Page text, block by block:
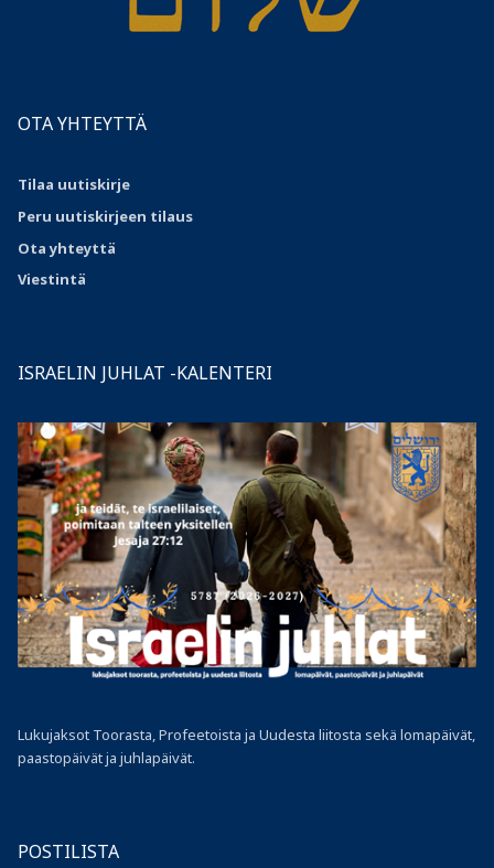
OTA YHTEYTTÄ
Tilaa uutiskirje
Peru uutiskirjeen tilaus
Otayhteyttä
Viestintä
ISRAELIN JUHLAT -KALENTERI
Lukujaksot Toorasta, Profeetoista ja Uudesta liitosta sekä lomapäivät,
paastopäivät ja juhlapäivät.
POSTILISTA